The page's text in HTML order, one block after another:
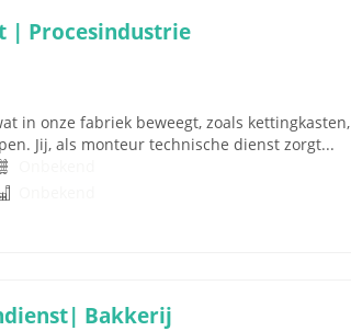
| Procesindustrie
in onze fabriek beweegt, zoals kettingkasten,
Jij, als monteur technische dienst zorgt...
Bakkerij